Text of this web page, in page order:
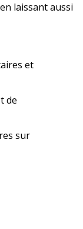
laissant aussi
et
de
sur